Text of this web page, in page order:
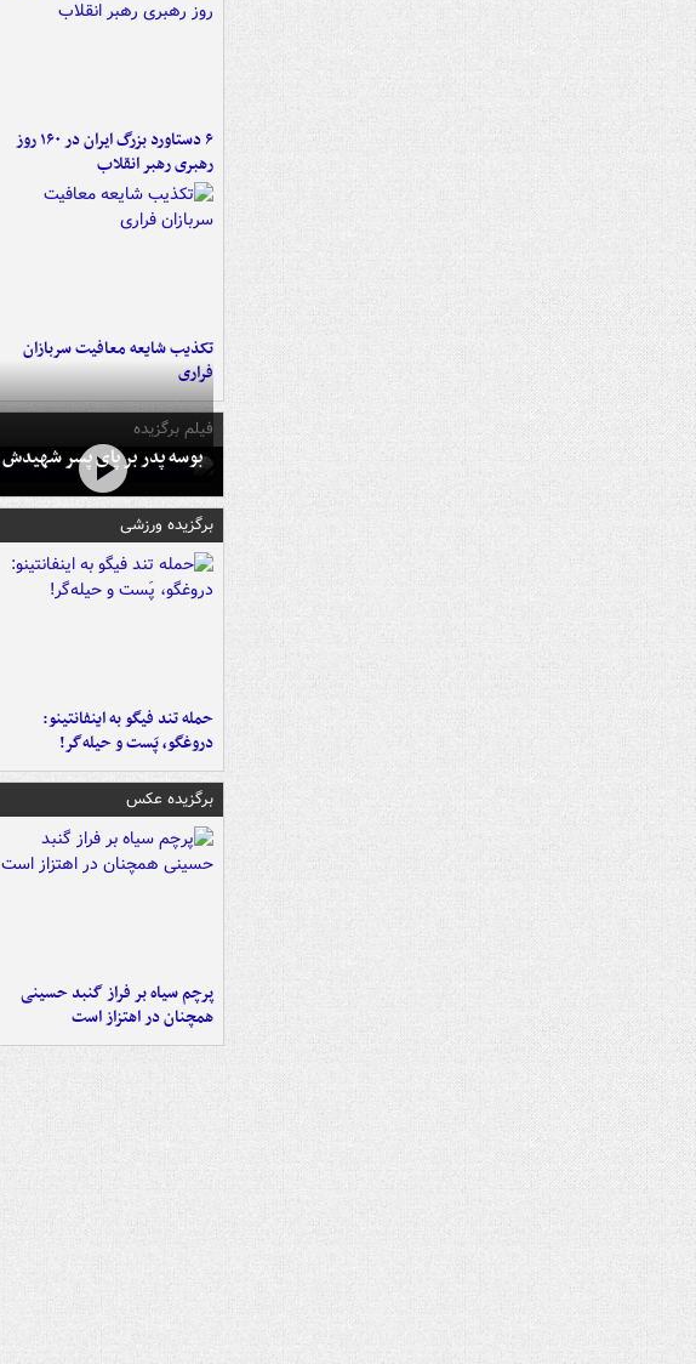
۶ دستاورد بزرگ ایران در ۱۶۰ روز
رهبری رهبر انقلاب
تکذیب شایعه معافیت سربازان
فراری
فیلم برگزیده
بوسه‌ پدر بر پای پسر شهیدش
برگزیده ورزشی
حمله تند فیگو به اینفانتینو:
دروغگو، پَست‌ و حیله‌گر!
برگزیده عکس
پرچم سیاه بر فراز گنبد حسینی
همچنان در اهتزاز است